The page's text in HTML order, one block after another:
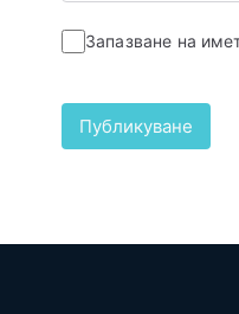
Запазване на